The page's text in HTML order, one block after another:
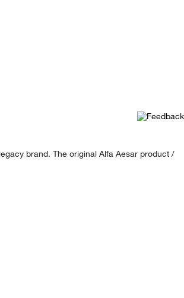
brand. The original Alfa Aesar product /